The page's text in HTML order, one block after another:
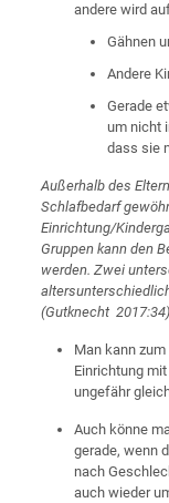
andere wird
Gähnen
Andere
Gerade
um nicht
dass sie
Außerhalb des
Schlafbedarf
Einrichtung/
Gruppen kann den
werden. Zwei
(Gutknecht 2017:34)
Man kann
Einrichtung
ungefähr
Auch könne
gerade, wenn
nach
auch wieder